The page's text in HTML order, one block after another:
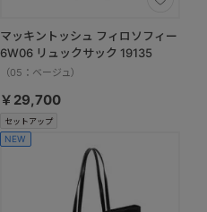
セットアップ
マッキントッシュ フィロソフィー
6W06 リュックサック 19135
（05：ベージュ）
￥29,700
NEW